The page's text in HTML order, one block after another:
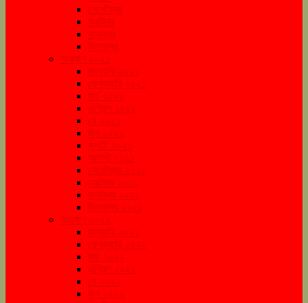
সেপ্টেম্বর
অক্টোবর
নভেম্বর
ডিসেম্বর
সংরক্ষণ ২০২১
জানুয়ারি ২০২১
ফেব্রুয়ারি ২০২১
মার্চ ২০২১
এপ্রিল ২০২১
মে ২০২১
জুন ২০২১
জুলাই ২০২১
আগস্ট ২০২১
সেপ্টেম্বর ২০২১
অক্টোবর ২০২১
নভেম্বর ২০২১
ডিসেম্বর ২০২১
সংরক্ষণ ২০২২
জানুয়ারি ২০২২
ফেব্রুয়ারি ২০২২
মার্চ ২০২২
এপ্রিল ২০২২
মে ২০২২
জুন ২০২২